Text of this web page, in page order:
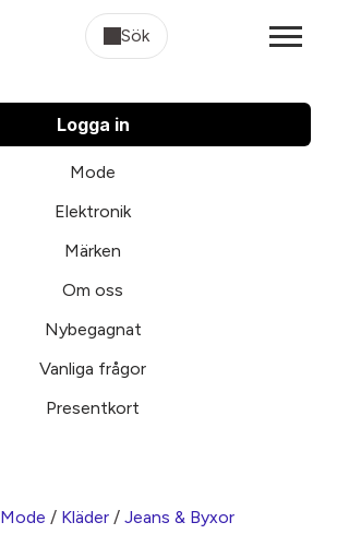
Sök
Logga in
Mode
Elektronik
Märken
Om oss
Nybegagnat
Vanliga frågor
Presentkort
Mode / Kläder / Jeans & Byxor